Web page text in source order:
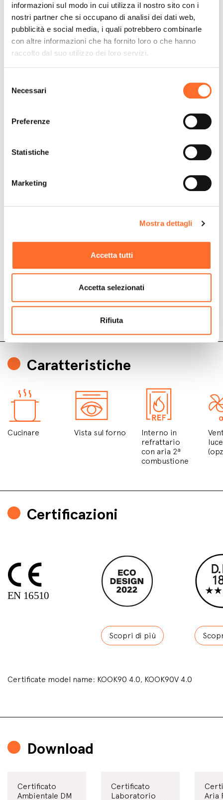
informazioni sul modo in cui utilizza il nostro sito con i
nostri partner che si occupano di analisi dei dati web,
pubblicità e social media, i quali potrebbero combinarle
con altre informazioni che ha fornito loro o che hanno
raccolto dal suo utilizzo dei loro servizi.
delNecessari
Preferenze
Statistiche
Marketing
Mostra dettagli
Accetta tutti
Accetta selezionati
Rifiuta
Caratteristiche
Cucinare Vista sul forno
Interno in
refrattario
con aria 2ª
combustione
luce
Certificazioni
Scopri di più
Certificate model name: KOOK90 4.0, KOOK90V 4.0
Download
Certificato
Ambientale DM
Certificato
Laboratorio
Aria